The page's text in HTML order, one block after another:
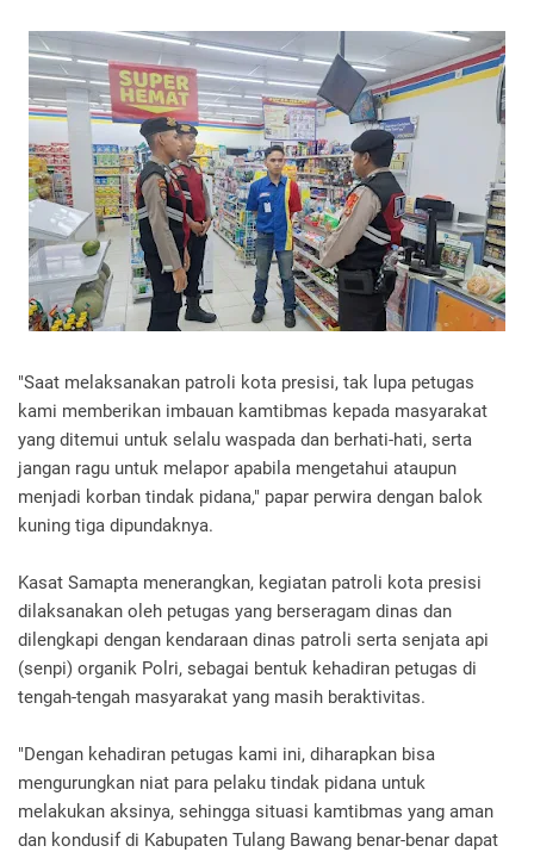
"Saat melaksanakan patroli kota presisi, tak lupa petugas
kami memberikan imbauan kamtibmas kepada masyarakat
yang ditemui untuk selalu waspada dan berhati-hati, serta
jangan ragu untuk melapor apabila mengetahui ataupun
menjadi korban tindak pidana," papar perwira dengan balok
kuning tiga dipundaknya.
Kasat Samapta menerangkan, kegiatan patroli kota presisi
dilaksanakan oleh petugas yang berseragam dinas dan
dilengkapi dengan kendaraan dinas patroli serta senjata api
(senpi) organik Polri, sebagai bentuk kehadiran petugas di
tengah-tengah masyarakat yang masih beraktivitas.
"Dengan kehadiran petugas kami ini, diharapkan bisa
mengurungkan niat para pelaku tindak pidana untuk
melakukan aksinya, sehingga situasi kamtibmas yang aman
dan kondusif di Kabupaten Tulang Bawang benar-benar dapat